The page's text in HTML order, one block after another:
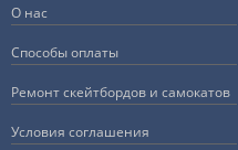
О нас
Способы оплаты
Ремонт скейтбордов и самокатов
Условия соглашения